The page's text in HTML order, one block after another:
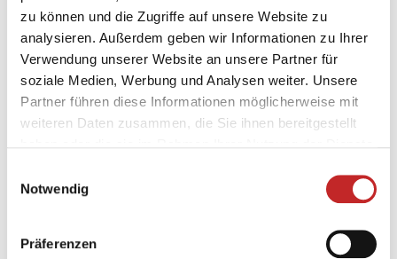
zu können und die Zugriffe auf unsere Website zu
analysieren. Außerdem geben wir Informationen zu Ihrer
Verwendung unserer Website an unsere Partner für
soziale Medien, Werbung und Analysen weiter. Unsere
Partner führen diese Informationen möglicherweise mit
weiteren Daten zusammen, die Sie ihnen bereitgestellt
Notwendig
Präferenzen
Mit dem Rad zur Arbeit - wer